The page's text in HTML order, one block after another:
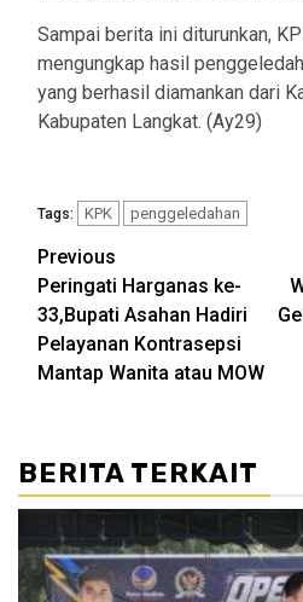
Sampai berita ini diturunkan,
mengungkap hasil
yang berhasil diamankan dari
Kabupaten Langkat. (Ay29)
Tags: KPK penggeledahan
Post
navigation
Previous
Peringati Harganas ke-
33,Bupati Asahan Hadiri
Pelayanan Kontrasepsi
Mantap Wanita atau MOW
BERITA TERKAIT